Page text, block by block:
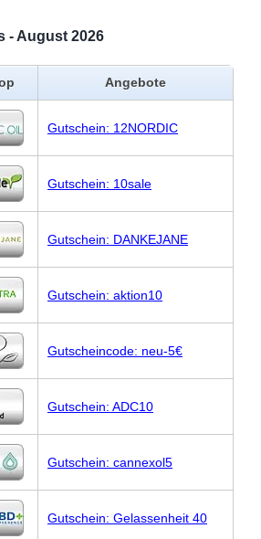
- August 2026
Angebote
Gutschein: 12NORDIC
Gutschein: 10sale
Gutschein: DANKEJANE
Gutschein: aktion10
Gutscheincode: neu-5€
Gutschein: ADC10
Gutschein: cannexol5
Gutschein: Gelassenheit 40